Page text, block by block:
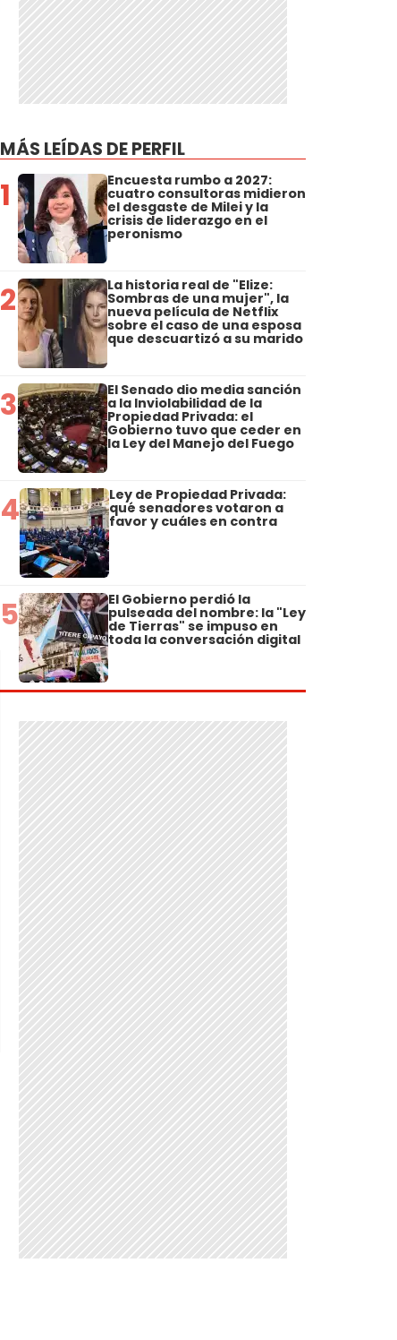
MÁS LEÍDAS DE PERFIL
1 Encuesta rumbo a 2027:
cuatro consultoras midieron
el desgaste de Milei y la
crisis de liderazgo en el
peronismo
2 La historia real de "Elize:
Sombras de una mujer", la
nueva película de Netflix
sobre el caso de una esposa
que descuartizó a su marido
3 El Senado dio media sanción
a la Inviolabilidad de la
Propiedad Privada: el
Gobierno tuvo que ceder en
la Ley del Manejo del Fuego
4 Ley de Propiedad Privada:
qué senadores votaron a
favor y cuáles en contra
5 El Gobierno perdió la
pulseada del nombre: la "Ley
de Tierras" se impuso en
toda la conversación digital